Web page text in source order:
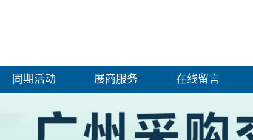
同期活动 展商服务 在线留言